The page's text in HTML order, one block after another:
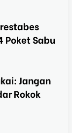
Poket Sabu
Jangan
Rokok